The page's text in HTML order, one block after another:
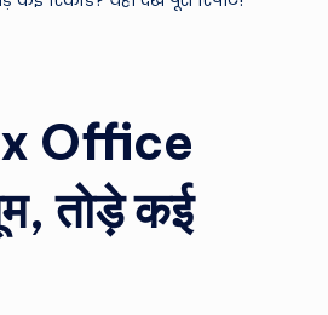
N
e
w
Office
तोड़े कई